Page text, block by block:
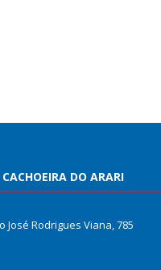
DO ARARI
José Rodrigues Viana, 785